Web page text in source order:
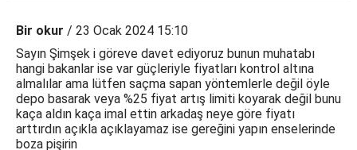
Bir okur / 23 Ocak 2024 15:10
Sayın Şimşek i göreve davet ediyoruz bunun muhatabı
hangi bakanlar ise var güçleriyle fiyatları kontrol altına
almalılar ama lütfen saçma sapan yöntemlerle değil öyle
depo basarak veya %25 fiyat artış limiti koyarak değil bunu
kaça aldın kaça imal ettin arkadaş neye göre fiyatı
arttırdın açıkla açıklayamaz ise gereğini yapın enselerinde
boza pişirin